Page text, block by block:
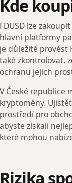
Kde
FDUSD lze
hlavní platformy
je důležité provést
také zkontrolovat,
ochranu jejich
V České republice
kryptoměny.
prostředí pro
abyste získali
které mohou
Rizika